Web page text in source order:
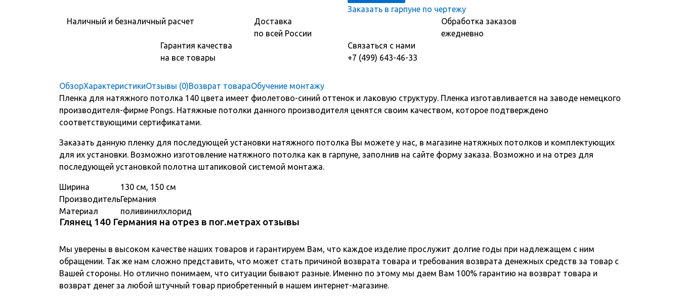
Заказать в гарпуне по чертежу
Наличный и безналичный расчет
Доставка
по всей России
Обработка заказов
ежедневно
Гарантия качества
на все товары
Связаться с нами
+7 (499) 643-46-33
ОбзорХарактеристикиОтзывы (0)Возврат товараОбучение монтажу
Пленка для натяжного потолка 140 цвета имеет фиолетово-синий оттенок и лаковую структуру. Пленка изготавливается на заводе немецкого
производителя-фирме Pongs. Натяжные потолки данного производителя ценятся своим качеством, которое подтверждено
соответствующими сертификатами.
Заказать данную пленку для последующей установки натяжного потолка Вы можете у нас, в магазине натяжных потолков и комплектующих
для их установки. Возможно изготовление натяжного потолка как в гарпуне, заполнив на сайте форму заказа. Возможно и на отрез для
последующей установкой полотна штапиковой системой монтажа.
Ширина
130 см, 150 см
ПроизводительГермания
Материал
поливинилхлорид
Глянец 140 Германия на отрез в пог.метрах отзывы
Мы уверены в высоком качестве наших товаров и гарантируем Вам, что каждое изделие прослужит долгие годы при надлежащем с ним
обращении. Так же нам сложно представить, что может стать причиной возврата товара и требования возврата денежных средств за товар с
Вашей стороны. Но отлично понимаем, что ситуации бывают разные. Именно по этому мы даем Вам 100% гарантию на возврат товара и
возврат денег за любой штучный товар приобретенный в нашем интернет-магазине.